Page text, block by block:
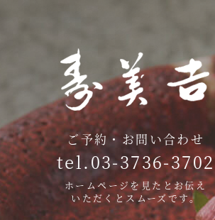
ご予約・お問い合わせ
tel.03-3736-3702
ホームページを見たとお伝え
いただくとスムーズです。